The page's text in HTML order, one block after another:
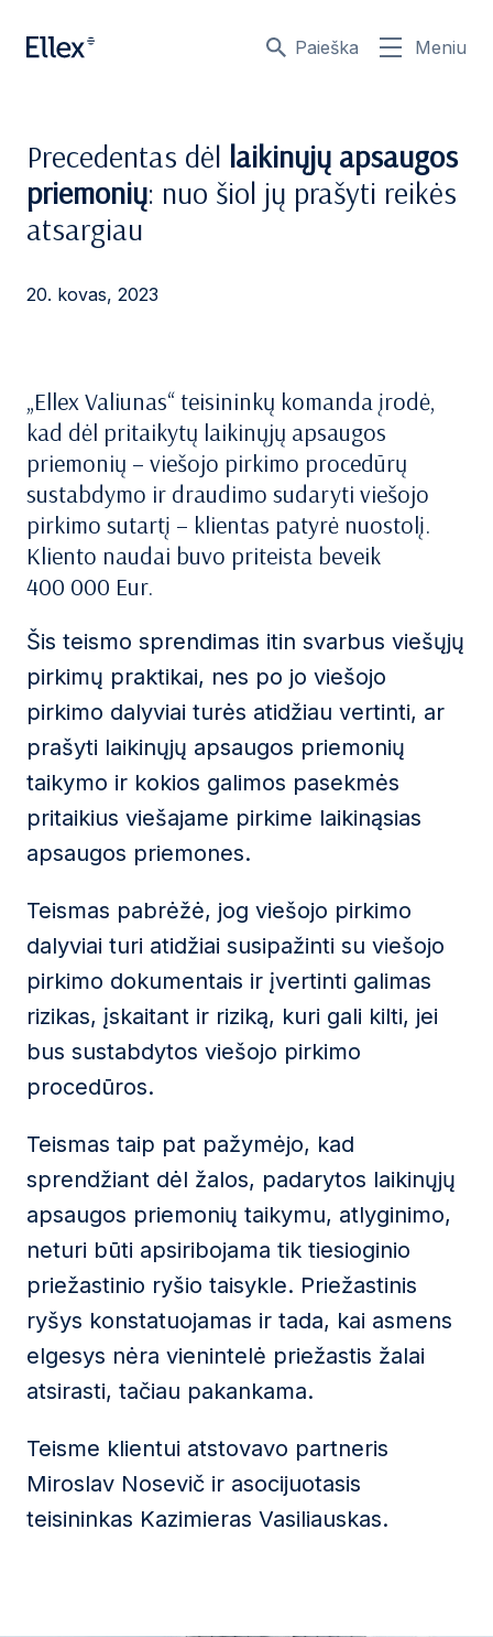
Paieška Meniu
Precedentas dėl laikinųjų apsaugos
priemonių: nuo šiol jų prašyti reikės
atsargiau
20. kovas, 2023
„Ellex Valiunas“ teisininkų komanda įrodė,
kad dėl pritaikytų laikinųjų apsaugos
priemonių – viešojo pirkimo procedūrų
sustabdymo ir draudimo sudaryti viešojo
pirkimo sutartį – klientas patyrė nuostolį.
Kliento naudai buvo priteista beveik
400 000 Eur.
Šis teismo sprendimas itin svarbus viešųjų
pirkimų praktikai, nes po jo viešojo
pirkimo dalyviai turės atidžiau vertinti, ar
prašyti laikinųjų apsaugos priemonių
taikymo ir kokios galimos pasekmės
pritaikius viešajame pirkime laikinąsias
apsaugos priemones.
Teismas pabrėžė, jog viešojo pirkimo
dalyviai turi atidžiai susipažinti su viešojo
pirkimo dokumentais ir įvertinti galimas
rizikas, įskaitant ir riziką, kuri gali kilti, jei
bus sustabdytos viešojo pirkimo
procedūros.
Teismas taip pat pažymėjo, kad
sprendžiant dėl žalos, padarytos laikinųjų
apsaugos priemonių taikymu, atlyginimo,
neturi būti apsiribojama tik tiesioginio
priežastinio ryšio taisykle. Priežastinis
ryšys konstatuojamas ir tada, kai asmens
elgesys nėra vienintelė priežastis žalai
atsirasti, tačiau pakankama.
Teisme klientui atstovavo partneris
Miroslav Nosevič ir asocijuotasis
teisininkas Kazimieras Vasiliauskas.